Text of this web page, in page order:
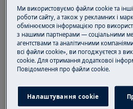
1
Відкрутіть гвинти, що
кріплять його до
Ми використовуємо файли cookie та інші
роботи сайту, а також у рекламних і
обмінюємося інформацією про
з нашими партнерами — соціальними
агентствами та аналітичними
всі файли cookie», ви погоджуєтеся з
cookie. Для отримання додаткової
Пoвідомлення прo файли cookie.
Налаштування cookie